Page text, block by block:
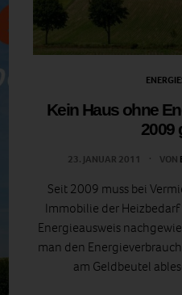
Kein Haus ohne
2009
23. JANUAR 2011 VON
Seit 2009 muss bei
Immobilie der
Energieausweis
man den
am Geldbeutel